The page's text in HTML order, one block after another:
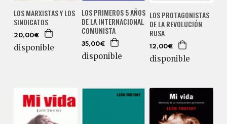
LOS MARXISTAS Y LOS
SINDICATOS
20,00€
disponible
LOS PRIMEROS 5 AÑOS
DE LA INTERNACIONAL
COMUNISTA
35,00€
disponible
LOS PROTAGONISTAS
DE LA REVOLUCIÓN
RUSA
12,00€
disponible